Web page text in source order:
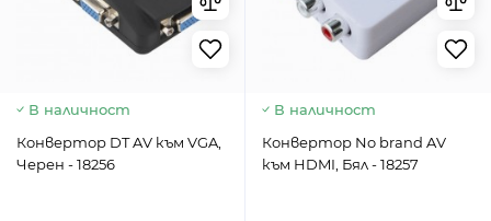
В наличност
Конвертор DT AV към VGA,
Черен - 18256
В наличност
Конвертор No brand AV
към HDMI, Бял - 18257